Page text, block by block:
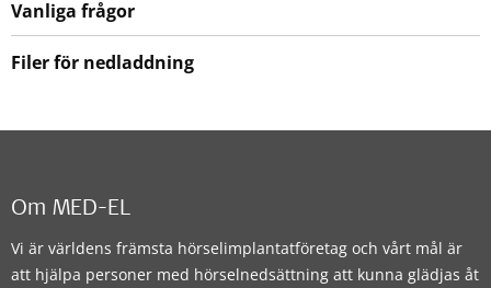
Vanliga frågor
Filer för nedladdning
Om MED-EL
Vi är världens främsta hörselimplantatföretag och vårt mål är
att hjälpa personer med hörselnedsättning att kunna glädjas åt